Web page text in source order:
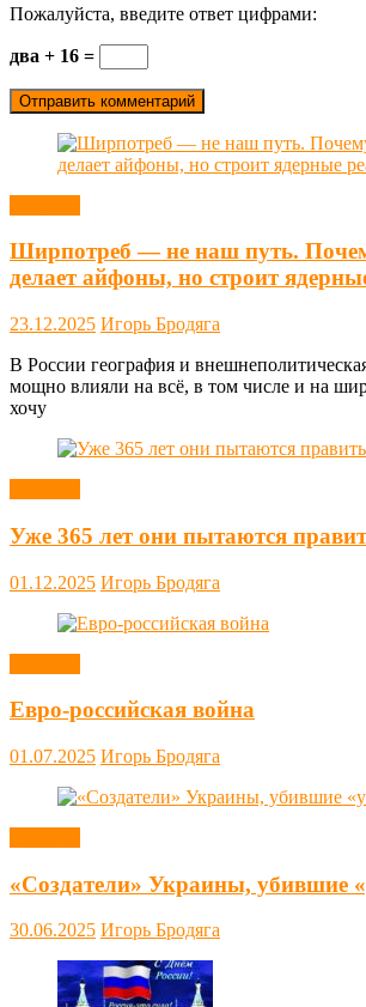
Пожалуйста, введите ответ цифрами:
два + 16 =
Ширпотреб — не наш путь.
делает айфоны, но строит
23.12.2025 Игорь Бродяга
В России география и
мощно влияли на всё, в том числе и на
хочу
Уже 365 лет они пытаются
01.12.2025 Игорь Бродяга
Евро-российская война
01.07.2025 Игорь Бродяга
«Создатели» Украины, убившие
30.06.2025 Игорь Бродяга